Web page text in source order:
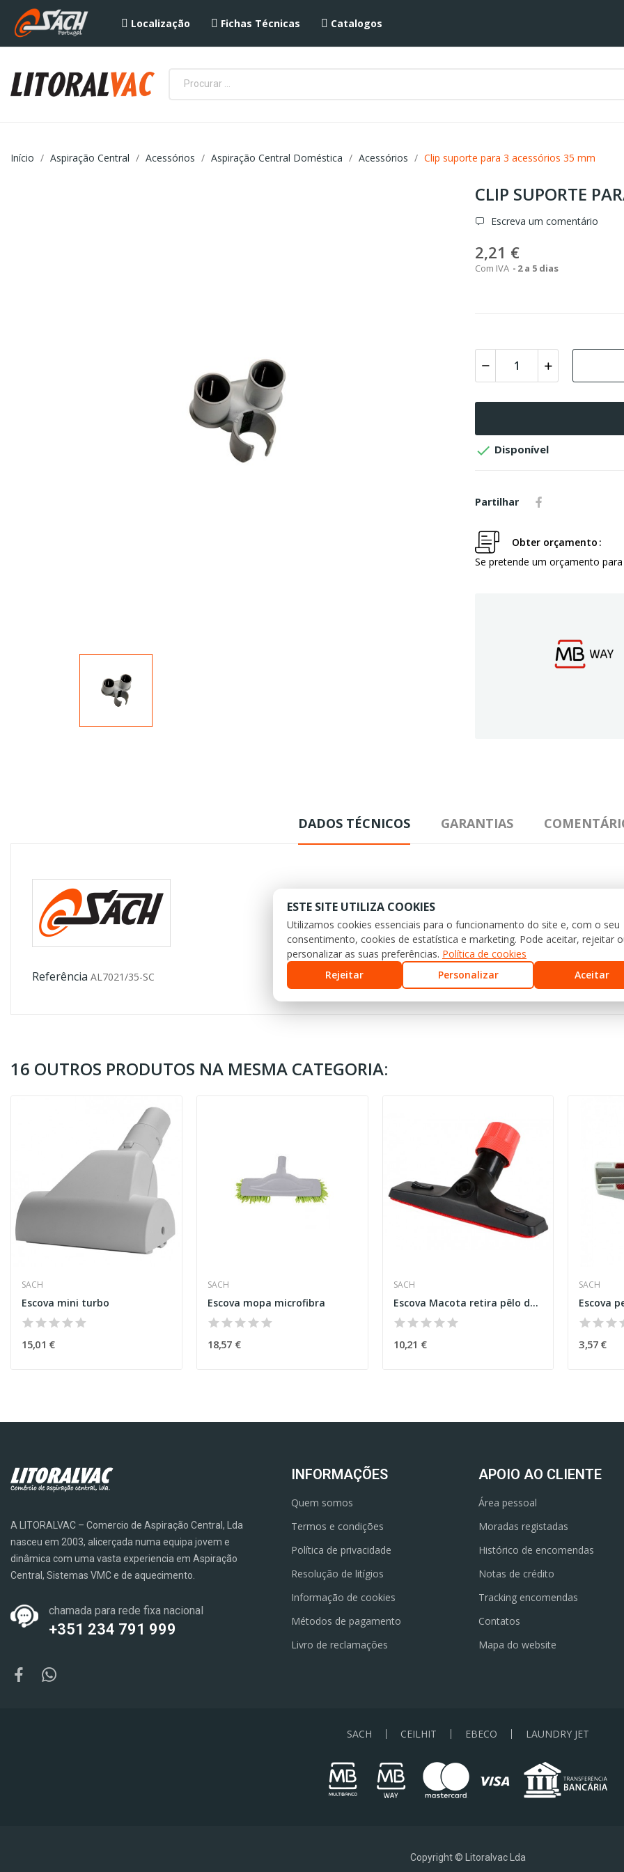
Localização Fichas Técnicas Catalogos
Início Aspiração Central Acessórios Aspiração Central Doméstica Acessórios Clip suporte para 3 acessórios 35 mm
CLIP SUPORTE
Escreva um comentário
2,21 €
Com IVA 2 a 5 dias
 Disponível
Partilhar
Obter orçamento
Se pretende um orçamento
DADOS TÉCNICOS GARANTIAS
Referência AL7021/35-SC
16 OUTROS PRODUTOS NA MESMA CATEGORIA:
SACH
Escova mini turbo
15,01 €
SACH
Escova mopa microfibra
18,57 €
SACH
Escova Macota retira pêlo de animais
10,21 €
SACH
Escova
3,57 €
A LITORALVAC – Comercio de Aspiração Central, Lda
nasceu em 2003, alicerçada numa equipa jovem e
dinâmica com uma vasta experiencia em Aspiração
Central, Sistemas VMC e de aquecimento.
chamada para rede fixa nacional
+351 234 791 999
INFORMAÇÕES
Quem somos
Termos e condições
Política de privacidade
Resolução de litígios
Informação de cookies
Métodos de pagamento
Livro de reclamações
APOIO AO CLIENTE
Área pessoal
Moradas registadas
Histórico de encomendas
Notas de crédito
Tracking encomendas
Contatos
Mapa do website
SACH CEILHIT EBECO LAUNDRY JET
Copyright © Litoralvac Lda
ESTE SITE UTILIZA COOKIES
Utilizamos cookies essenciais para o funcionamento do site e, com o seu
consentimento, cookies de estatística e marketing. Pode aceitar, rejeitar
personalizar as suas preferências. Política de cookies
Rejeitar
Personalizar Aceitar